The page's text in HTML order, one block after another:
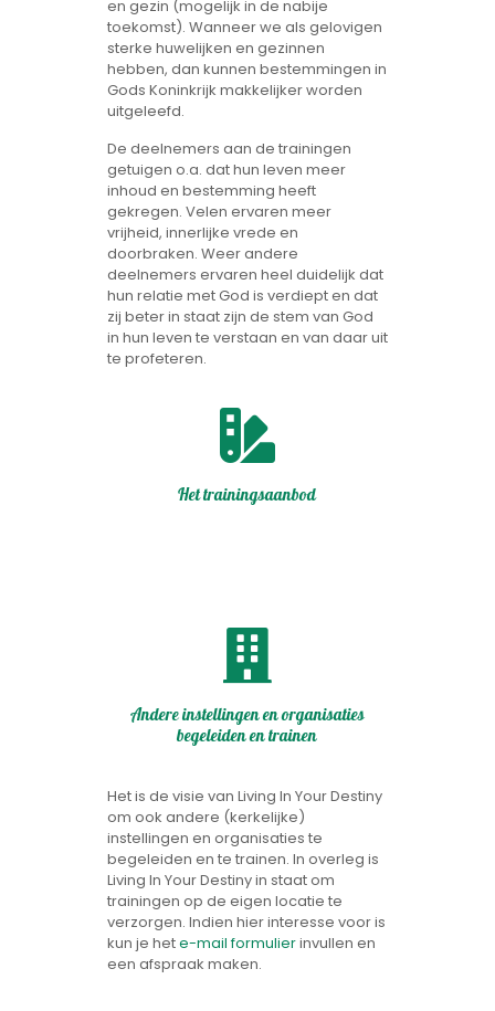
en gezin (mogelijk in de nabije
toekomst). Wanneer we als gelovigen
sterke huwelijken en gezinnen
hebben, dan kunnen bestemmingen in
Gods Koninkrijk makkelijker worden
uitgeleefd.
De deelnemers aan de trainingen
getuigen o.a. dat hun leven meer
inhoud en bestemming heeft
gekregen. Velen ervaren meer
vrijheid, innerlijke vrede en
doorbraken. Weer andere
deelnemers ervaren heel duidelijk dat
hun relatie met God is verdiept en dat
zij beter in staat zijn de stem van God
in hun leven te verstaan en van daar uit
te profeteren.
Het trainingsaanbod
Andere instellingen en organisaties
begeleiden en trainen
Het is de visie van Living In Your Destiny
om ook andere (kerkelijke)
instellingen en organisaties te
begeleiden en te trainen. In overleg is
Living In Your Destiny in staat om
trainingen op de eigen locatie te
verzorgen. Indien hier interesse voor is
kun je hete-mail formulierinvullen en
een afspraak maken.